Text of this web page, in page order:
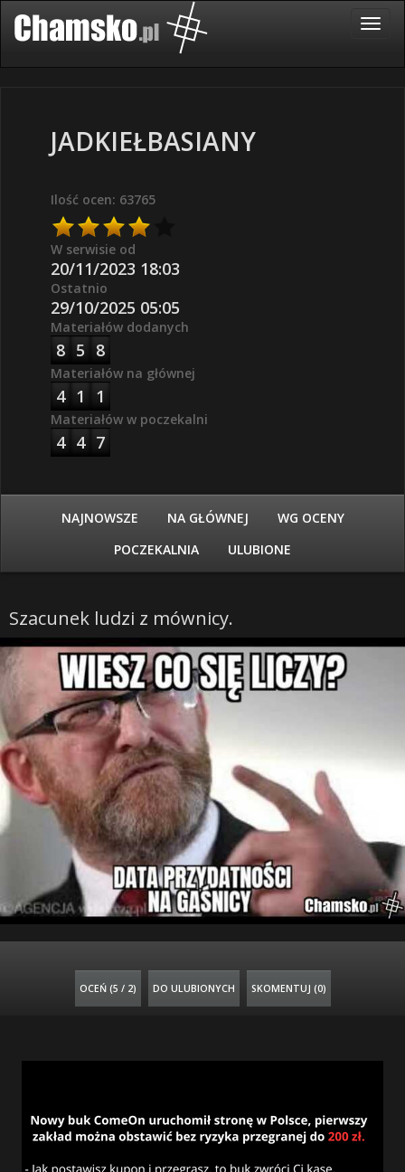
JADKIEŁBASIANY
Ilość ocen: 63765
W serwisie od
20/11/2023 18:03
Ostatnio
29/10/2025 05:05
Materiałów dodanych
8 5 8
Materiałów na głównej
4 1 1
Materiałów w poczekalni
4 4 7
NAJNOWSZE NA GŁÓWNEJ
WG OCENY
POCZEKALNIA
ULUBIONE
Szacunek ludzi z mównicy.
OCEŃ (5 / 2) DO ULUBIONYCH SKOMENTUJ (0)